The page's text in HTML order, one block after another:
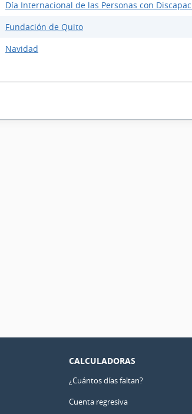
Día Internacional de las Personas con
Fundación de Quito
Navidad
CALCULADORAS
¿Cuántos días faltan?
Cuenta regresiva